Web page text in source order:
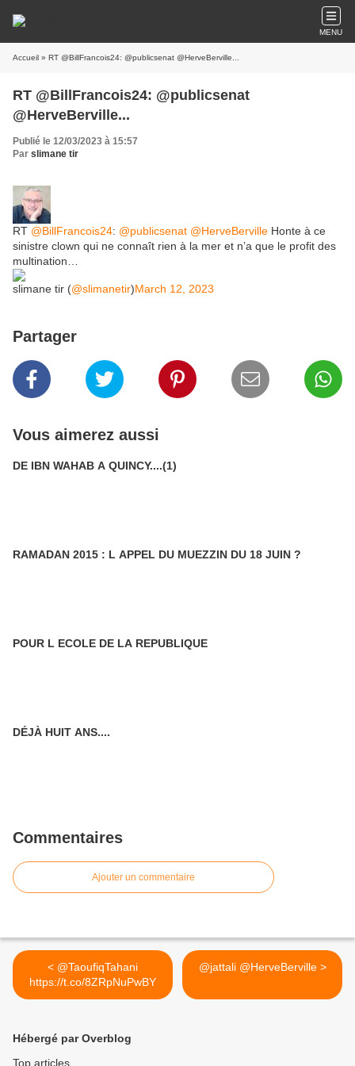
MENU
Accueil » RT @BillFrancois24: @publicsenat @HerveBerville...
RT @BillFrancois24: @publicsenat
@HerveBerville...
Publié le 12/03/2023 à 15:57
Par slimane tir
RT @BillFrancois24: @publicsenat @HerveBerville Honte à ce
sinistre clown qui ne connaît rien à la mer et n’a que le profit des
multination…
slimane tir (@slimanetir)March 12, 2023
Partager
Vous aimerez aussi
DE IBN WAHAB A QUINCY....(1)
RAMADAN 2015 : L APPEL DU MUEZZIN DU 18 JUIN ?
POUR L ECOLE DE LA REPUBLIQUE
DÉJÀ HUIT ANS....
Commentaires
Ajouter un commentaire
< @TaoufiqTahani
https://t.co/8ZRpNuPwBY
@jattali @HerveBerville >
Hébergé par Overblog
Top articles